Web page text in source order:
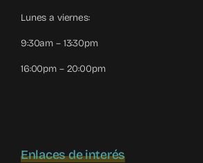
Lunes a viernes:
9:30am – 13:30pm
16:00pm – 20:00pm
Enlaces de interés